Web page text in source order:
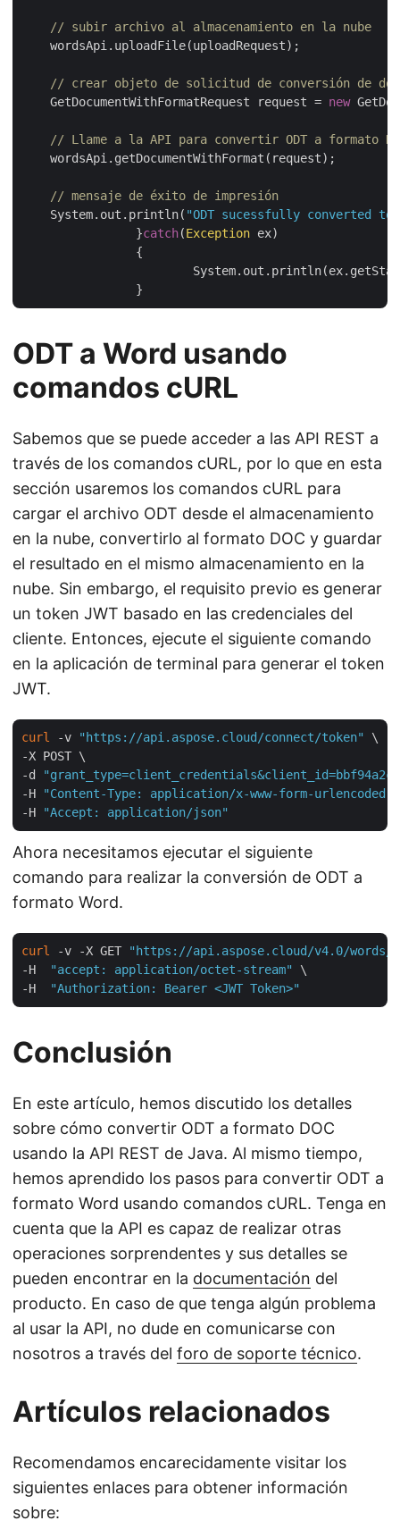
// subir archivo al almacenamiento en la nube
    wordsApi.uploadFile(uploadRequest);
// crear objeto de solicitud de conversión de
    GetDocumentWithFormatRequest request =
new
// Llame a la API para convertir ODT a formato
    wordsApi.getDocumentWithFormat(request);
// mensaje de éxito de impresión
    System.out.println(
"ODT sucessfully converted to
		}
catch(Exception ex)
ODT a Word usando
comandos cURL
Sabemos que se puede acceder a las API REST a
través de los comandos cURL, por lo que en esta
sección usaremos los comandos cURL para
cargar el archivo ODT desde el almacenamiento
en la nube, convertirlo al formato DOC y guardar
el resultado en el mismo almacenamiento en la
nube. Sin embargo, el requisito previo es generar
un token JWT basado en las credenciales del
cliente. Entonces, ejecute el siguiente comando
en la aplicación de terminal para generar el token
JWT.
curl -v "https://api.aspose.cloud/connect/token"
\
-X POST \
-d
"grant_type=client_credentials&client_id=bbf94a2c-
-H
"Content-Type: application/x-www-form-urlencoded"
-H
"Accept: application/json"
Ahora necesitamos ejecutar el siguiente
comando para realizar la conversión de ODT a
formato Word.
curl -v -X GET
"https://api.aspose.cloud/v4.0/words/
-H
"accept: application/octet-stream"
\
-H
"Authorization: Bearer <JWT Token>"
Conclusión
En este artículo, hemos discutido los detalles
sobre cómo convertir ODT a formato DOC
usando la API REST de Java. Al mismo tiempo,
hemos aprendido los pasos para convertir ODT a
formato Word usando comandos cURL. Tenga en
cuenta que la API es capaz de realizar otras
operaciones sorprendentes y sus detalles se
pueden encontrar en la documentación del
producto. En caso de que tenga algún problema
al usar la API, no dude en comunicarse con
nosotros a través del foro de soporte técnico.
Artículos relacionados
Recomendamos encarecidamente visitar los
siguientes enlaces para obtener información
sobre: